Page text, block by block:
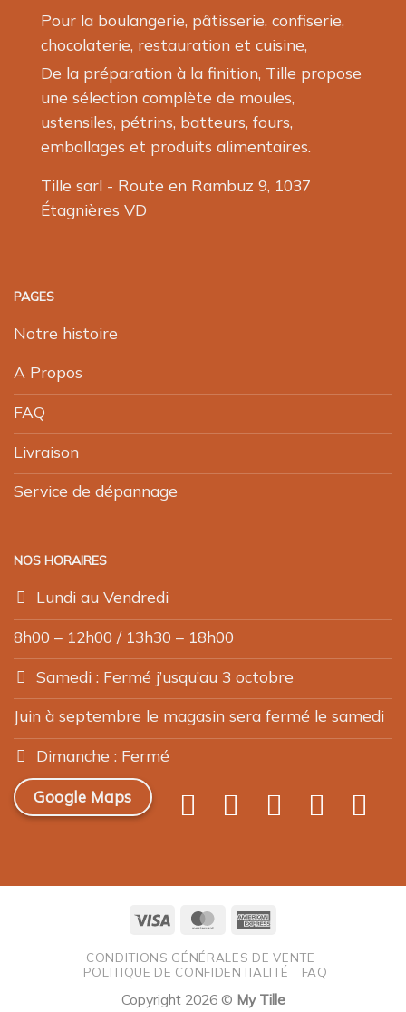
page
du
produit
Pour la boulangerie, pâtisserie, confiserie,
chocolaterie, restauration et cuisine,
De la préparation à la finition, Tille propose
une sélection complète de moules,
ustensiles, pétrins, batteurs, fours,
emballages et produits alimentaires.
Tille sarl - Route en Rambuz 9, 1037
Étagnières VD
PAGES
Notre histoire
A Propos
FAQ
Livraison
Service de dépannage
NOS HORAIRES
Lundi au Vendredi
8h00 – 12h00 / 13h30 – 18h00
Samedi : Fermé j’usqu’au 3 octobre
Juin à septembre le magasin sera fermé le samedi
Dimanche : Fermé
Google Maps
Visa MasterCard
CONDITIONS GÉNÉRALES DE VENTE
POLITIQUE DE CONFIDENTIALITÉ
FAQ
Copyright 2026 © My Tille